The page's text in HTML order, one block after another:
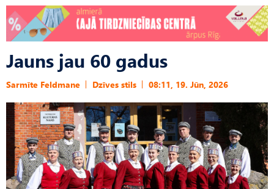
Jauns jau 60 gadus
Sarmīte Feldmane Dzīves stils 08:11, 19. Jūn, 2026